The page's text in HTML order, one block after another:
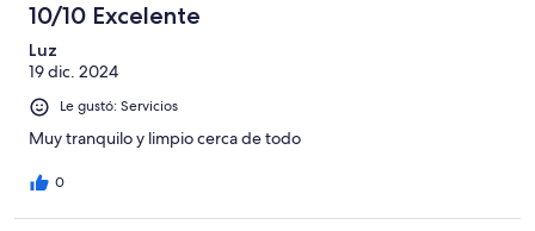
10/10 Excelente
Luz
19 dic. 2024
Le gustó: Servicios
Muy tranquilo y limpio cerca de todo
0